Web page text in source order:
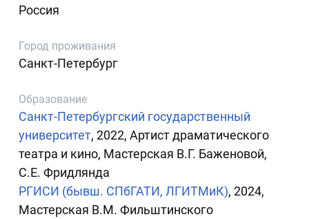
Россия
Город проживания
Санкт-Петербург
Образование
Санкт-Петербургский государственный
университет, 2022, Артист драматического
театра и кино, Мастерская В.Г. Баженовой,
С.Е. Фридлянда
РГИСИ (бывш. СПбГАТИ, ЛГИТМиК), 2024,
Мастерская В.М. Фильштинского